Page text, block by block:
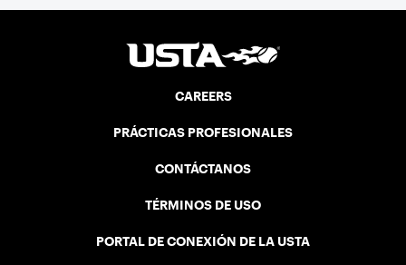
CAREERS
PRÁCTICAS PROFESIONALES
CONTÁCTANOS
TÉRMINOS DE USO
PORTAL DE CONEXIÓN DE LA USTA